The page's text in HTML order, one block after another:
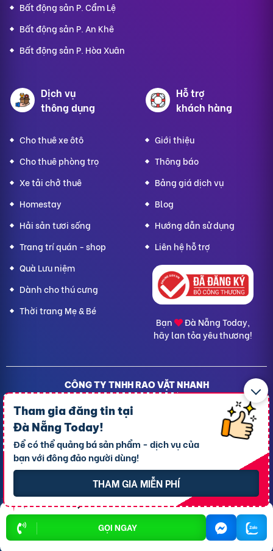
GỌI NGAY
Tham gia đăng tin tại
Đà Nẵng Today!
Để có thể quảng bá sản phẩm - dịch vụ của
bạn với đông đảo người dùng!
THAM GIA MIỄN PHÍ
Bất động sản P. Cẩm Lệ
Bất động sản P. An Khê
Bất động sản P. Hòa Xuân
Dịch vụ
thông dụng
Cho thuê xe ôtô
Cho thuê phòng trọ
Xe tải chở thuê
Homestay
Hải sản tươi sống
Trang trí quán - shop
Quà Lưu niệm
Dành cho thú cưng
Thời trang Mẹ & Bé
Hỗ trợ
khách hàng
Giới thiệu
Thông báo
Bảng giá dịch vụ
Blog
Hướng dẫn sử dụng
Liên hệ hỗ trợ
Bạn
Đà Nẵng Today,
hãy lan tỏa yêu thương!
CÔNG TY TNHH RAO VẶT NHANH
Địa chỉ trụ sở chính: 7 Trần Minh Sơn, phường Tân An, TP.
Cần Thơ
Giấy CNĐKDN: 1801717351 – Ngày cấp: 24/01/2022 - Cơ
quan cấp: Phòng Đăng ký kinh doanh – Sở kế hoạch và
Đầu tư TP. Cần Thơ
Liên hệ hỗ trợ- Hotline:09190.09290
Điều khoản-Quy chế hoạt động
Chính sách giải quyết khiếu nại
Chính sách bảo mật thông tin
Rao vặt TPHCM
Rao vặt Hà Nội Rao vặt Cần Thơ